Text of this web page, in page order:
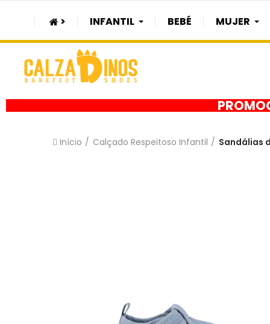
> INFANTIL BEBÉ MUJER
Início Calçado Respeitoso Infantil Sandálias